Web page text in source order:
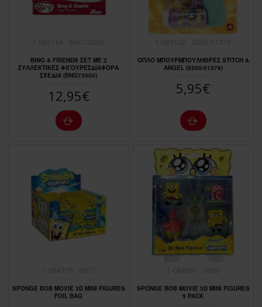
BING & FRIENDS ΣET ME 2
ΣΥΛΛΕΚΤΙΚΕΣ ΦΙΓΟΥΡΕΣΔΙΑΦΟΡΑ
ΣΧΕΔΙΑ (BNG73000)
12,95€
ΟΠΛΟ ΜΠΟΥΡΜΠΟΥΛΗΘΡΕΣ STITCH &
ANGEL (5200-01379)
5,95€
SPONGE BOB MOVIE 3D MINI FIGURES
FOIL BAG
SPONGE BOB MOVIE 3D MINI FIGURES
5 PACK